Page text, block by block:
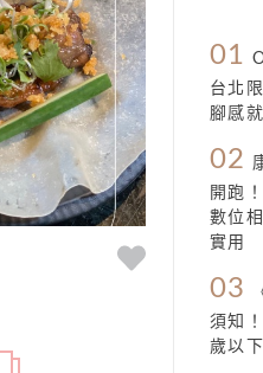
01
台北
腳感
02
開跑
數位
實用
03
須知
歲以